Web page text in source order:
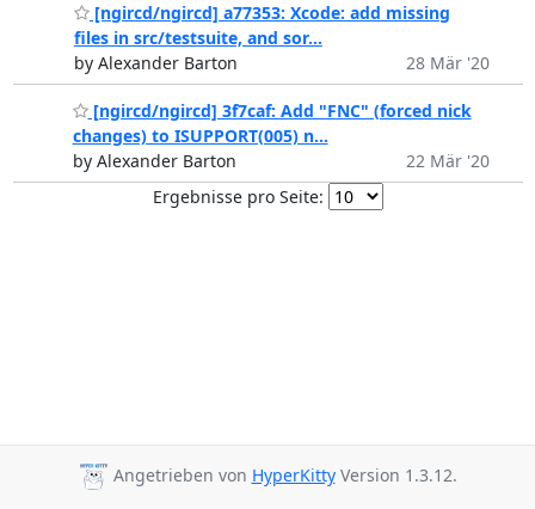
[ngircd/ngircd] a77353: Xcode: add missing
files in src/testsuite, and sor...
by Alexander Barton
28 Mär '20
[ngircd/ngircd] 3f7caf: Add "FNC" (forced nick
changes) to ISUPPORT(005) n...
by Alexander Barton
22 Mär '20
Ergebnisse pro Seite:
Angetrieben von HyperKittyVersion 1.3.12.